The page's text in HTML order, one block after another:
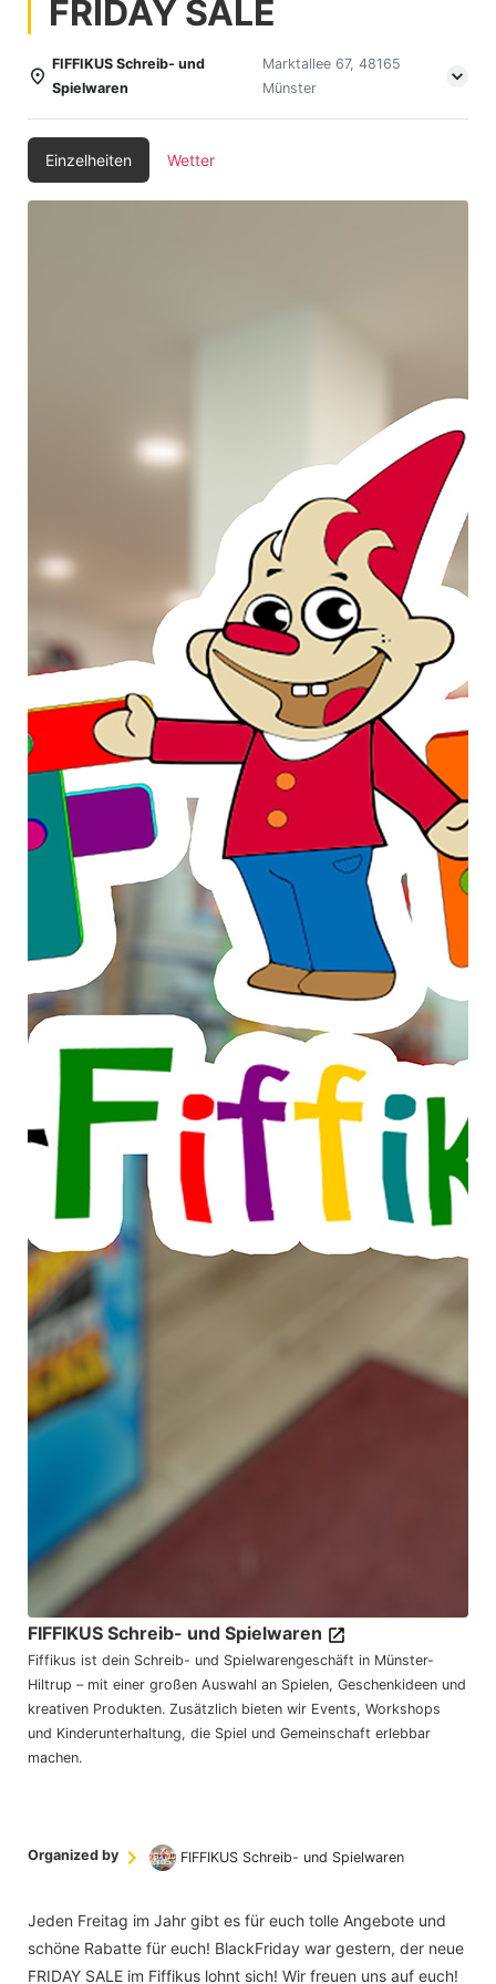
FRIDAY SALE
FIFFIKUS Schreib- und
Spielwaren
Marktallee 67, 48165
Münster
Einzelheiten Wetter
FIFFIKUS Schreib- und Spielwaren
Fiffikus ist dein Schreib- und Spielwarengeschäft in Münster-
Hiltrup – mit einer großen Auswahl an Spielen, Geschenkideen und
kreativen Produkten. Zusätzlich bieten wir Events, Workshops
und Kinderunterhaltung, die Spiel und Gemeinschaft erlebbar
machen.
Organized by FIFFIKUS Schreib- und Spielwaren
Jeden Freitag im Jahr gibt es für euch tolle Angebote und
schöne Rabatte für euch! BlackFriday war gestern, der neue
FRIDAY SALE im Fiffikus lohnt sich! Wir freuen uns auf euch!